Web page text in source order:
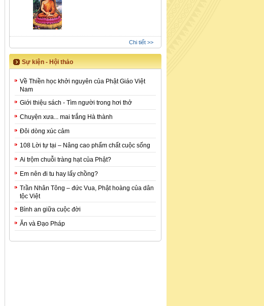
Chi tiết >>
Sự kiện - Hội thảo
Về Thiền học khởi nguyên của Phật Giáo Việt
Nam
Giới thiệu sách - Tìm người trong hơi thở
Chuyện xưa... mai trắng Hà thành
Đôi dòng xúc cảm
108 Lời tự tại – Nâng cao phẩm chất cuộc sống
Ai trộm chuỗi tràng hạt của Phật?
Em nên đi tu hay lấy chồng?
Trần Nhân Tông – đức Vua, Phật hoàng của dân
tộc Việt
Bình an giữa cuộc đời
Ăn và Đạo Pháp